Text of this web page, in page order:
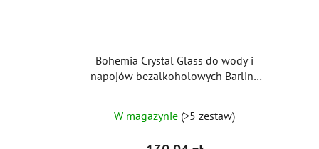
Bohemia Crystal Glass do wody i
napojów bezalkoholowych Barline
W magazynie (>5 zestaw)